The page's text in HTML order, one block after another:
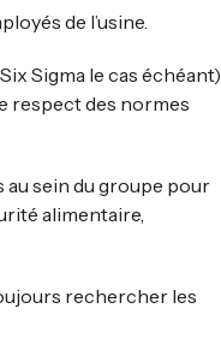
de l’usine.
Sigma le cas échéant)
respect des normes
sein du groupe pour
alimentaire,
rechercher les